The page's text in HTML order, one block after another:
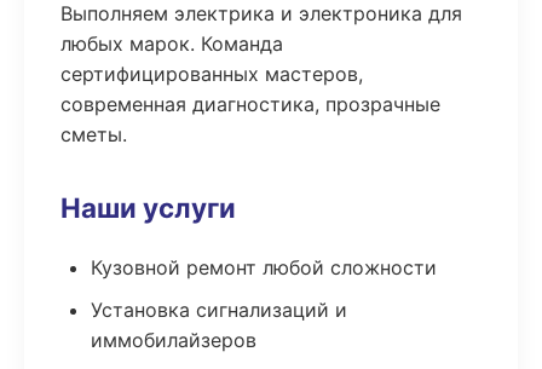
Выполняем электрика и электроника для
любых марок. Команда
сертифицированных мастеров,
современная диагностика, прозрачные
сметы.
Наши услуги
Кузовной ремонт любой сложности
Установка сигнализаций и
иммобилайзеров